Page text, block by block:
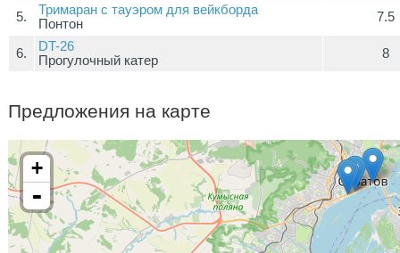
5.
Тримаран с тауэром для вейкборда
Понтон
7.5
6.
DT-26
Прогулочный катер
8
Предложения на карте
+
-